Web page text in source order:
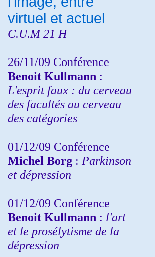
virtuel et actuel
C.U.M 21 H
26/11/09 Conférence
Benoit Kullmann :
L'esprit faux : du cerveau
des facultés au cerveau
des catégories
01/12/09 Conférence
Michel Borg : Parkinson
et dépression
01/12/09 Conférence
Benoit Kullmann : l'art
et le prosélytisme de la
dépression